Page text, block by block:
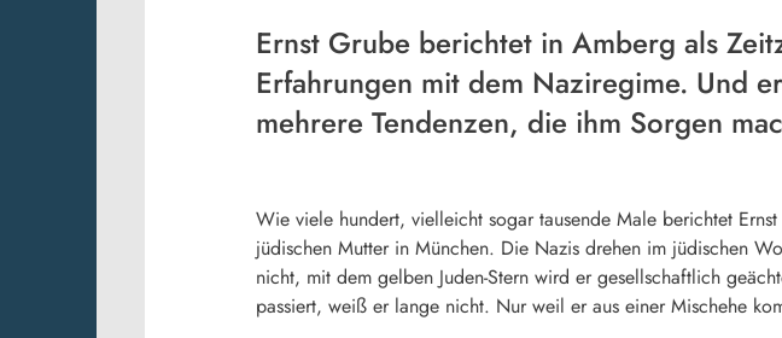
Ernst Grube berichtet in Amberg als
Erfahrungen mit dem Naziregime. Und
mehrere Tendenzen, die ihm Sorgen
Wie viele hundert, vielleicht sogar tausende Male berichtet
jüdischen Mutter in München. Die Nazis drehen im jüdischen
nicht, mit dem gelben Juden-Stern wird er gesellschaftlich
passiert, weiß er lange nicht. Nur weil er aus einer Mischehe